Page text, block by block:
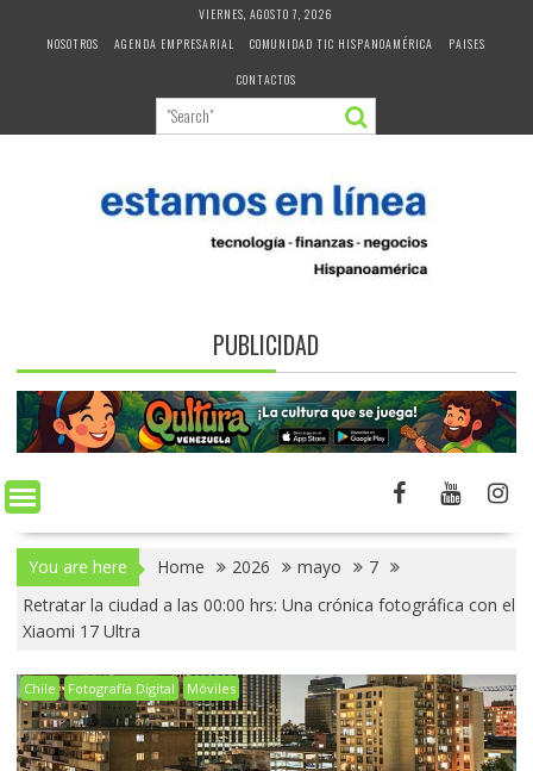
VIERNES, AGOSTO 7, 2026
NOSOTROS
AGENDA EMPRESARIAL COMUNIDAD TIC HISPANOAMÉRICA
PAISES
CONTACTOS
PUBLICIDAD
You are here Home 2026 mayo
7
Retratar la ciudad a las 00:00 hrs: Una crónica fotográfica con el
Xiaomi 17 Ultra
Chile Fotografía Digital Móviles